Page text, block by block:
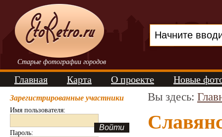
Старые фотографии городов
Главная Карта О проекте Новые
Зарегистрированные участники
Имя пользователя:
Пароль:
Вы здесь: